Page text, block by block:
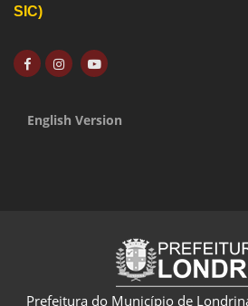
SIC)
English Version
Prefeitura do Município de